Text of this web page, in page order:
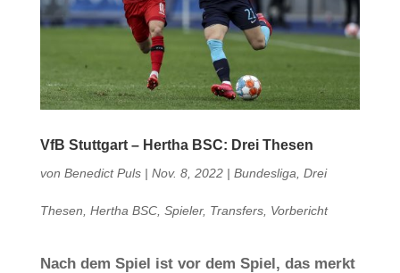
VfB Stuttgart – Hertha BSC: Drei Thesen
von Benedict Puls| Nov. 8, 2022| Bundesliga Drei
Thesen Hertha BSC, Spieler, Transfers, Vorbericht
Nach dem Spiel ist vor dem Spiel, das merkt